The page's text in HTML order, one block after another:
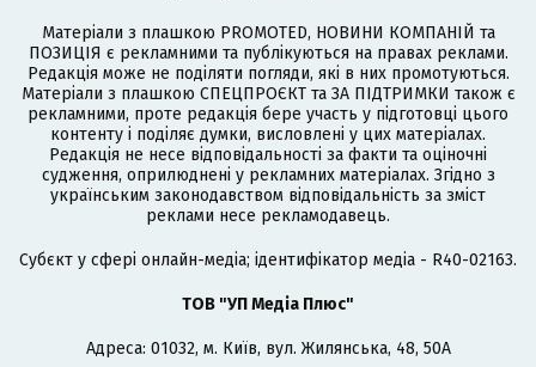
Матеріали з плашкою PROMOTED, НОВИНИ КОМПАНІЙ та
ПОЗИЦІЯ є рекламними та публікуються на правах реклами.
Редакція може не поділяти погляди, які в них промотуються.
Матеріали з плашкою СПЕЦПРОЄКТ та ЗА ПІДТРИМКИ також є
рекламними, проте редакція бере участь у підготовці цього
контенту і поділяє думки, висловлені у цих матеріалах.
Редакція не несе відповідальності за факти та оціночні
судження, оприлюднені у рекламних матеріалах. Згідно з
українським законодавством відповідальність за зміст
реклами несе рекламодавець.
Cубєкт у сфері онлайн-медіа; ідентифікатор медіа - R40-02163.
ТОВ "УП Медіа Плюс"
Адреса: 01032, м. Київ, вул. Жилянська, 48, 50А